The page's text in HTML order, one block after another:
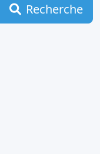
Recherche